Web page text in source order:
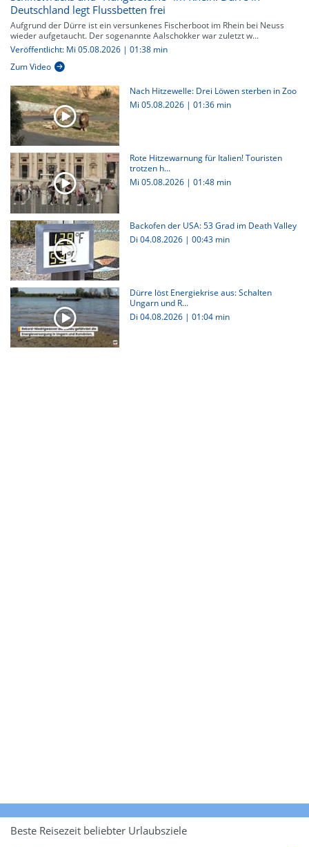
Deutschland legt Flussbetten frei
Aufgrund der Dürre ist ein versunkenes Fischerboot im Rhein bei Neuss
wieder aufgetaucht. Der sogenannte Aalschokker war zuletzt w...
Veröffentlicht: Mi 05.08.2026 | 01:38 min
Zum Video
Nach Hitzewelle: Drei Löwen sterben in Zoo
Mi 05.08.2026 | 01:36 min
Rote Hitzewarnung für Italien! Touristen
trotzen h...
Mi 05.08.2026 | 01:48 min
Backofen der USA: 53 Grad im Death Valley
Di 04.08.2026 | 00:43 min
Dürre löst Energiekrise aus: Schalten
Ungarn und R...
Di 04.08.2026 | 01:04 min
Beste Reisezeit beliebter Urlaubsziele